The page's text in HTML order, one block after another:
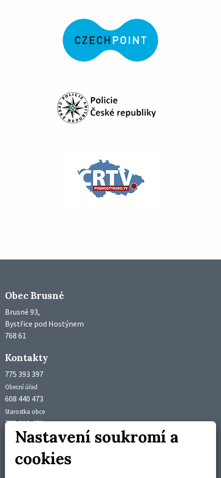
Obec Brusné
Brusné 93,
Bystřice pod Hostýnem
768 61
Kontakty
775 393 397
Obecní úřad
608 440 473
Starostka obce
775 992 473
Účetní obce
starosta@brusne.cz
Nastavení soukromí a
cookies